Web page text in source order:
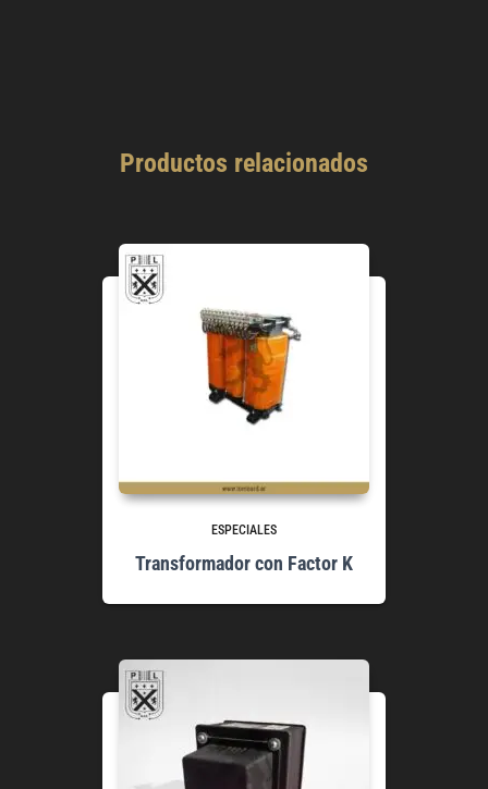
Productos relacionados
ESPECIALES
Transformador con Factor K